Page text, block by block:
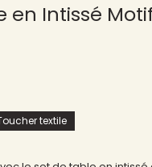
en Intissé
textile